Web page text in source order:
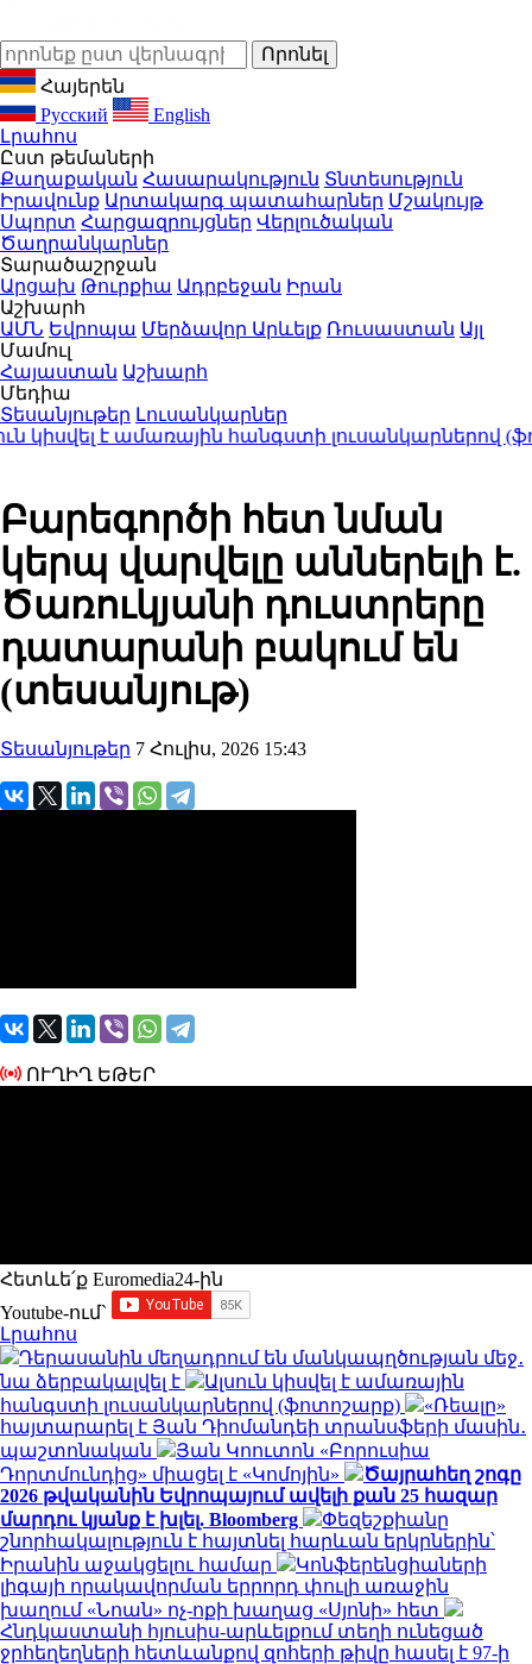
Հայերեն
Русский
English
Լրահոս
Ըստ թեմաների
Քաղաքական Հասարակություն Տնտեսություն
Իրավունք Արտակարգ պատահարներ Մշակույթ
Սպորտ Հարցազրույցներ Վերլուծական
Ծաղրանկարներ
Տարածաշրջան
Արցախ Թուրքիա Ադրբեջան Իրան
Աշխարհ
ԱՄՆ Եվրոպա Մերձավոր Արևելք Ռուսաստան Այլ
Մամուլ
Հայաստան Աշխարհ
Մեդիա
Տեսանյութեր Լուսանկարներ
է ամառային հանգստի լուսանկարներով
Բարեգործի հետ նման
կերպ վարվելը աններելի է.
Ծառուկյանի դուստրերը
դատարանի բակում են
(տեսանյութ)
Տեսանյութեր 7 Հուլիս, 2026 15:43
ՈՒՂԻՂ ԵԹԵՐ
Հետևե՛ք Euromedia24-ին
Youtube-ում`
Լրահոս
Դերասանին մեղադրում են մանկապղծության մեջ․
նա ձերբակալվել է
Ալսուն կիսվել է ամառային
հանգստի լուսանկարներով (ֆոտոշարք)
«Ռեալը»
հայտարարել է Յան Դիոմանդեի տրանսֆերի մասին․
պաշտոնական
Յան Կոուտոն «Բորուսիա
Դորտմունդից» միացել է «Կոմոյին»
Ծայրահեղ շոգը
2026 թվականին Եվրոպայում ավելի քան 25 հազար
մարդու կյանք է խլել. Bloomberg
Փեզեշքիանը
շնորհակալություն է հայտնել հարևան երկրներին՝
Իրանին աջակցելու համար
Կոնֆերենցիաների
լիգայի որակավորման երրորդ փուլի առաջին
խաղում «Նոան» ոչ-ոքի խաղաց «Սյոնի» հետ
Հնդկաստանի հյուսիս-արևելքում տեղի ունեցած
ջրհեղեղների հետևանքով զոհերի թիվը հասել է 97-ի